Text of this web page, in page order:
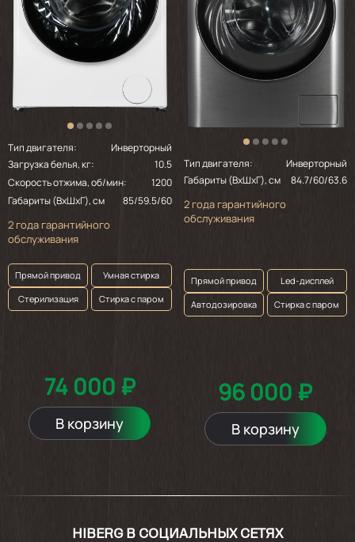
Тип двигателя:
Инверторный
Загрузка белья, кг:
10.5
Скорость отжима, об/мин:
1200
Габариты (ВхШхГ), см
85/59.5/60
2 года гарантийного
обслуживания
Прямой привод
Умная стирка
Стерилизация
Стирка с паром
74 000 ₽
В корзину
Тип двигателя:
Инверторный
Габариты (ВхШхГ), см
84.7/60/63.6
2 года гарантийного
обслуживания
Прямой привод
Led-дисплей
Автодозировка
Стирка с паром
96 000 ₽
В корзину
HIBERG В СОЦИАЛЬНЫХ СЕТЯХ